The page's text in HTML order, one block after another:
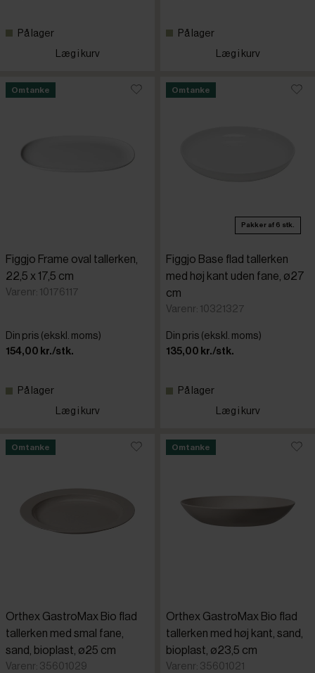
På lager
Læg i kurv
På lager
Læg i kurv
Omtanke
Figgjo Frame oval tallerken,
22,5 x 17,5 cm
Varenr: 10176117
Din pris (ekskl. moms)
154,00 kr./stk.
På lager
Læg i kurv
Omtanke
Pakker af 6 stk.
Figgjo Base flad tallerken
med høj kant uden fane, ø27
cm
Varenr: 10321327
Din pris (ekskl. moms)
135,00 kr./stk.
På lager
Læg i kurv
Omtanke
Orthex GastroMax Bio flad
tallerken med smal fane,
sand, bioplast, ø25 cm
Varenr: 35601029
Omtanke
Orthex GastroMax Bio flad
tallerken med høj kant, sand,
bioplast, ø23,5 cm
Varenr: 35601021